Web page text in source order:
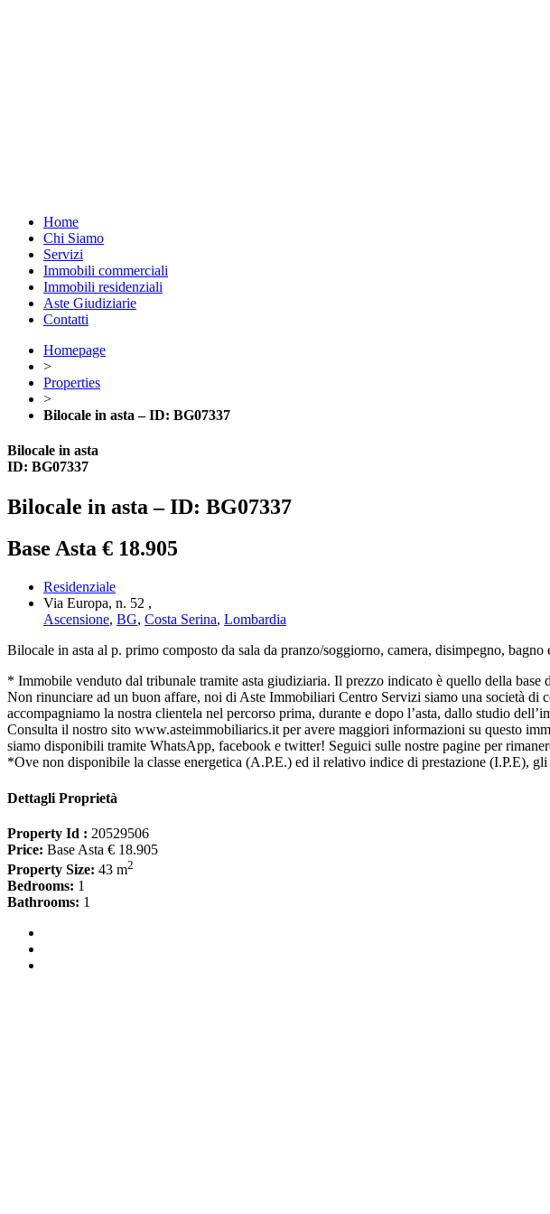
Home
Chi Siamo
Servizi
Immobili commerciali
Immobili residenziali
Aste Giudiziarie
Contatti
Homepage
>
Properties
>
Bilocale in asta – ID: BG07337
Bilocale in asta
ID: BG07337
Bilocale in asta – ID: BG07337
Base Asta € 18.905
Residenziale
Via Europa, n. 52 ,
Ascensione, BG, Costa Serina, Lombardia
Bilocale in asta al p. primo composto da sala da pranzo/soggiorno, camera, disimpegno, bagno
* Immobile venduto dal tribunale tramite asta giudiziaria. Il prezzo indicato è quello della
Non rinunciare ad un buon affare, noi di Aste Immobiliari Centro Servizi siamo una società di
accompagniamo la nostra clientela nel percorso prima, durante e dopo l’asta, dallo studio
Consulta il nostro sito www.asteimmobiliarics.it per avere maggiori informazioni su questo
siamo disponibili tramite WhatsApp, facebook e twitter! Seguici sulle nostre pagine per
*Ove non disponibile la classe energetica (A.P.E.) ed il relativo indice di prestazione (I.P.E),
Dettagli Proprietà
Property Id : 20529506
Price: Base Asta € 18.905
Property Size: 43 m2
Bedrooms: 1
Bathrooms: 1